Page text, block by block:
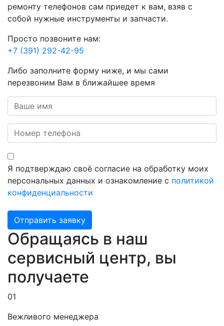
ремонту телефонов сам приедет к вам, взяв с
собой нужные инструменты и запчасти.
Просто позвоните нам:
+7 (391) 292-42-95
Либо заполните форму ниже, и мы сами
перезвоним Вам в ближайшее время
Я подтверждаю своё согласие на обработку моих
персональных данных и ознакомление с политикой
конфиденциальности
Отправить заявку
Обращаясь в наш
сервисный центр, вы
получаете
01
Вежливого менеджера